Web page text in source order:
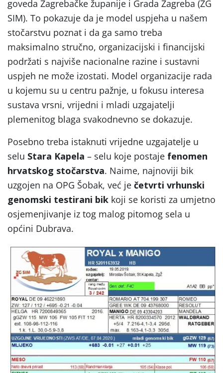
goveda Zagrebačke županije i Grada Zagreba (ZG
SIM). To pokazuje da je model uspjeha u našem
stočarstvu poznat i da ga samo treba
maksimalno stručno, organizacijski i financijski
podržati s najviše nacionalne razine i sustavni
uspjeh ne može izostati. Model organizacije rada
u kojemu su u centru pažnje, u fokusu interesa
sustava vrsni, vrijedni i mladi uzgajatelji
plemenitog blaga svakodnevno se dokazuje.
Posebno treba istaknuti vrijedne uzgajatelje u
selu Stara Kapela – selu koje postaje fenomen
hrvatskog stočarstva. Naime, najnoviji bik
uzgojen na OPG Šobak, već je četvrti vrhunski
genomski testirani bik koji se koristi za umjetno
osjemenjivanje iz tog malog pitomog sela u
općini Dubrava.